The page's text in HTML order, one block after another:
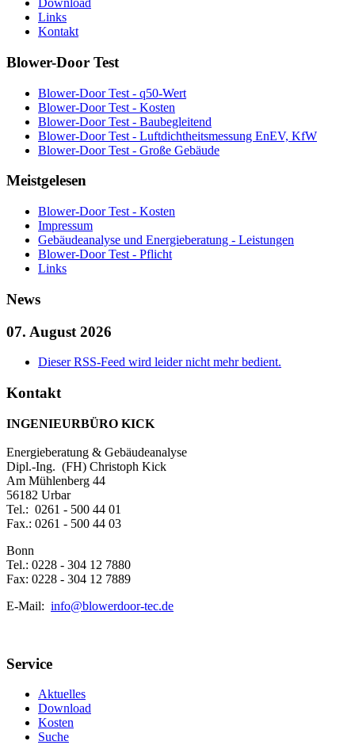
Download
Links
Kontakt
Blower-Door Test
Blower-Door Test - q50-Wert
Blower-Door Test - Kosten
Blower-Door Test - Baubegleitend
Blower-Door Test - Luftdichtheitsmessung EnEV, KfW
Blower-Door Test - Große Gebäude
Meistgelesen
Blower-Door Test - Kosten
Impressum
Gebäudeanalyse und Energieberatung - Leistungen
Blower-Door Test - Pflicht
Links
News
07. August 2026
Dieser RSS-Feed wird leider nicht mehr bedient.
Kontakt
INGENIEURBÜRO KICK
Energieberatung & Gebäudeanalyse
Dipl.-Ing. (FH) Christoph Kick
Am Mühlenberg 44
56182 Urbar
Tel.: 0261 - 500 44 01
Fax.: 0261 - 500 44 03
Bonn
Tel.: 0228 - 304 12 7880
Fax: 0228 - 304 12 7889
E-Mail: info@blowerdoor-tec.de
Service
Aktuelles
Download
Kosten
Suche